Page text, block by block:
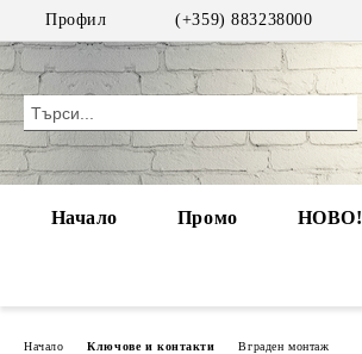
Профил (+359) 883238000
Начало Промо НОВО!
Начало Ключове и контакти Вграден монтаж